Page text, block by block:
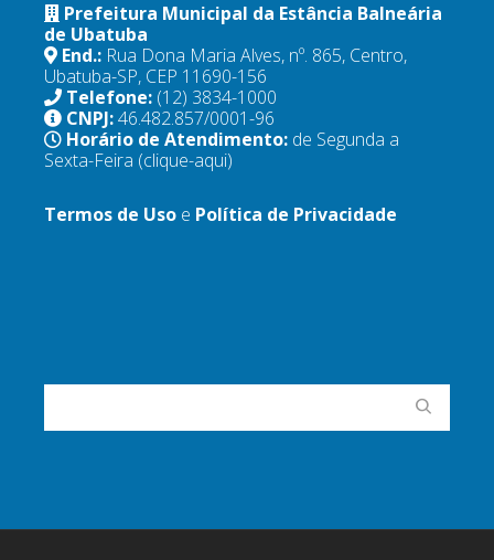
Prefeitura Municipal da Estância Balneária
de Ubatuba
End.: Rua Dona Maria Alves, nº. 865, Centro,
Ubatuba-SP, CEP 11690-156
Telefone: (12) 3834-1000
CNPJ:46.482.857/0001-96
Horário de Atendimento: de Segunda a
Sexta-Feira (clique-aqui)
Termos de Uso e Política de Privacidade